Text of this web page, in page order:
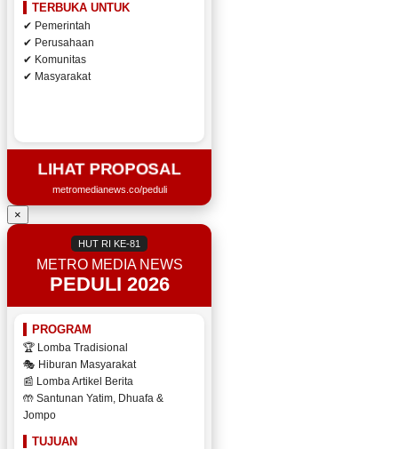
TERBUKA UNTUK
✔ Pemerintah
✔ Perusahaan
✔ Komunitas
✔ Masyarakat
LIHAT PROPOSAL
metromedianews.co/peduli
×
HUT RI KE-81
METRO MEDIA NEWS
PEDULI 2026
PROGRAM
🏆 Lomba Tradisional
🎭 Hiburan Masyarakat
📰 Lomba Artikel Berita
🤲 Santunan Yatim, Dhuafa &
Jompo
TUJUAN